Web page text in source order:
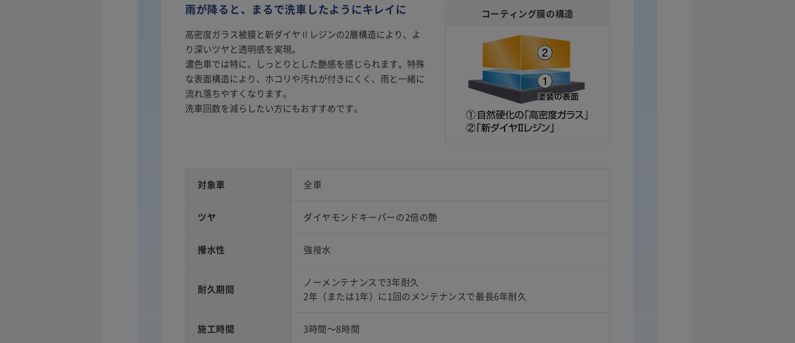
雨が降ると、まるで洗車したようにキレイに
高密度ガラス被膜と新ダイヤⅡレジンの2層構造により、よ
り深いツヤと透明感を実現。
濃色車では特に、しっとりとした艶感を感じられます。特殊
な表面構造により、ホコリや汚れが付きにくく、雨と一緒に
流れ落ちやすくなります。
洗車回数を減らしたい方にもおすすめです。
コーティング膜の構造
対象車 全車
ツヤ ダイヤモンドキーパーの2倍の艶
撥水性 強撥水
耐久期間
ノーメンテナンスで3年耐久
2年（または1年）に1回のメンテナンスで最長6年耐久
施工時間 3時間〜8時間